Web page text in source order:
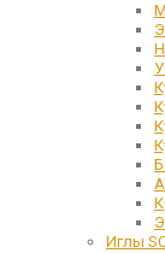
Иглы